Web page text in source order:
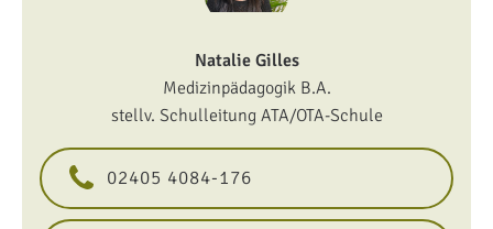
Natalie Gilles
Medizinpädagogik B.A.
stellv. Schulleitung ATA/OTA-Schule
02405 4084-176